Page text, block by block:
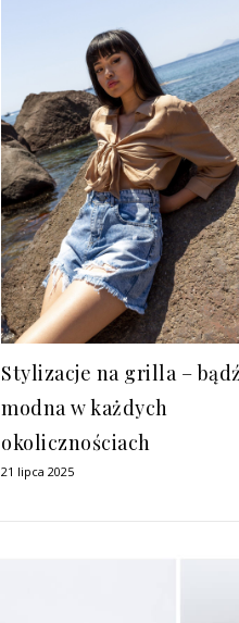
Stylizacje na grilla – bądź
modna w każdych
okolicznościach
21 lipca 2025